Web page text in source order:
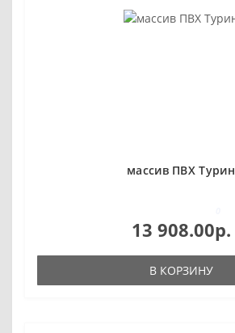
массив ПВХ Турин
13 908.00р.
В КОРЗИНУ